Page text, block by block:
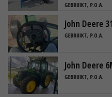
GEBRUIKT, P.O.A.
John Deere
GEBRUIKT, P.O.A.
John Deere
GEBRUIKT, P.O.A.